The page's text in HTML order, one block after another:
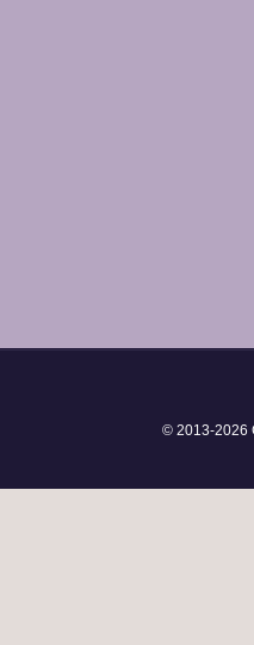
© 2013-2026